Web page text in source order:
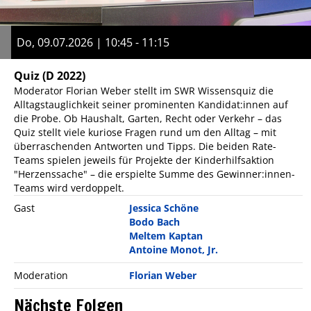
Do, 09.07.2026 | 10:45 - 11:15
Quiz(D 2022)
Moderator Florian Weber stellt im SWR Wissensquiz die
Alltagstauglichkeit seiner prominenten Kandidat:innen auf
die Probe. Ob Haushalt, Garten, Recht oder Verkehr – das
Quiz stellt viele kuriose Fragen rund um den Alltag – mit
überraschenden Antworten und Tipps. Die beiden Rate-
Teams spielen jeweils für Projekte der Kinderhilfsaktion
"Herzenssache" – die erspielte Summe des Gewinner:innen-
Teams wird verdoppelt.
Gast
Jessica Schöne
Bodo Bach
Meltem Kaptan
Antoine Monot, Jr.
Moderation
Florian Weber
Nächste Folgen